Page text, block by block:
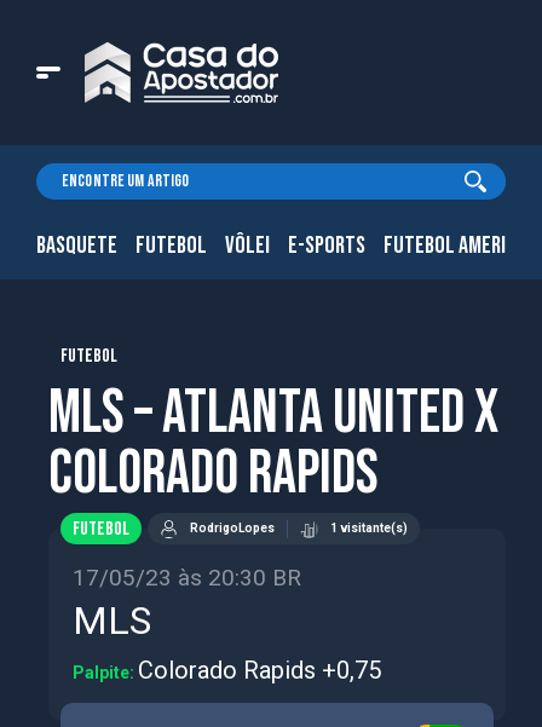
BASQUETE FUTEBOL VÔLEI E-SPORTS FUTEBOL
FUTEBOL
MLS – Atlanta United X
Colorado Rapids
FUTEBOL RodrigoLopes 1 visitante(s)
17/05/23 às 20:30 BR
MLS
Palpite: Colorado Rapids +0,75